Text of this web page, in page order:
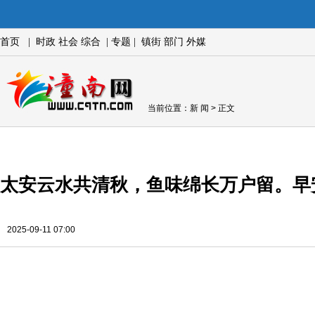
首页 时政 社会 综合 专题 镇街 部门 外媒
当前位置： 新 闻 > 正文
太安云水共清秋，鱼味绵长万户留。
2025-09-11 07:00